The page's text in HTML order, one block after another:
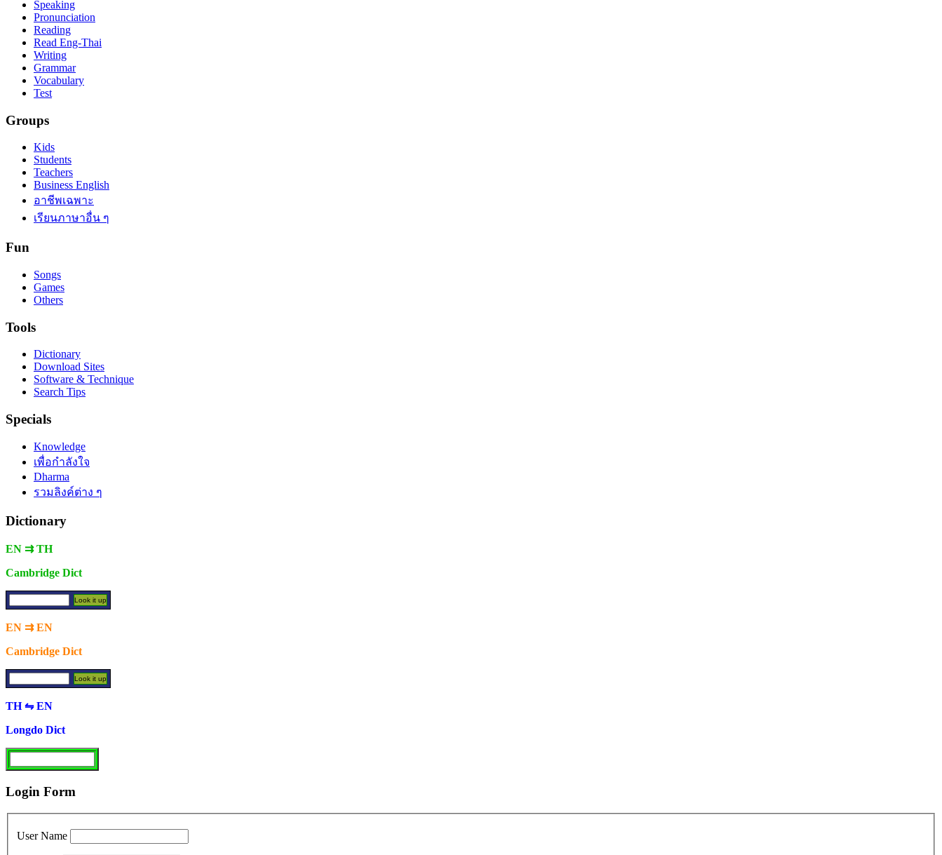
Speaking
Pronunciation
Reading
Read Eng-Thai
Writing
Grammar
Vocabulary
Test
Groups
Kids
Students
Teachers
Business English
อาชีพเฉพาะ
เรียนภาษาอื่น ๆ
Fun
Songs
Games
Others
Tools
Dictionary
Download Sites
Software & Technique
Search Tips
Specials
Knowledge
เพื่อกำลังใจ
Dharma
รวมลิงค์ต่าง ๆ
Dictionary
EN ⇉ TH
Cambridge Dict
EN ⇉ EN
Cambridge Dict
TH ⇋ EN
Longdo Dict
Login Form
User Name